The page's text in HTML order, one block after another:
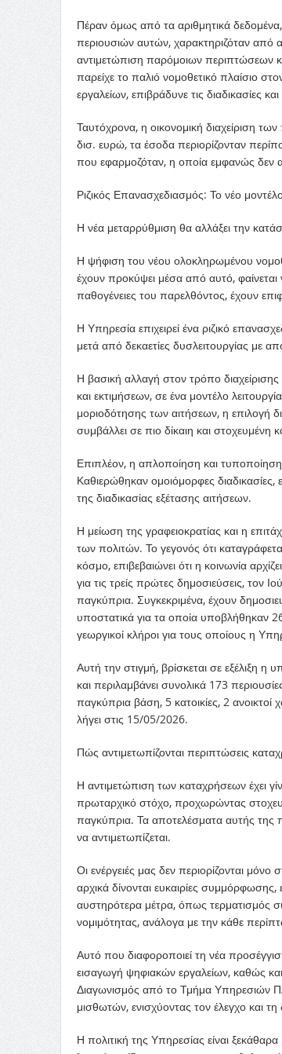
Πέραν όμως από τα αριθμητικά
περιουσιών αυτών, χαρακτηριζόταν από
αντιμετώπιση παρόμοιων περιπτώσεων
παρείχε το παλιό νομοθετικό πλαίσιο
εργαλείων, επιβράδυνε τις διαδικασίες
Ταυτόχρονα, η οικονομική διαχείριση
δισ. ευρώ, τα έσοδα περιορίζονταν
που εφαρμοζόταν, η οποία εμφανώς δεν
Ριζικός Επανασχεδιασμός: Το νέο
Η νέα μεταρρύθμιση θα αλλάξει την
Η ψήφιση του νέου ολοκληρωμένου
έχουν προκύψει μέσα από αυτό,
παθογένειες του παρελθόντος, έχουν
Η Υπηρεσία επιχειρεί ένα ριζικό
μετά από δεκαετίες δυσλειτουργίας με
Η βασική αλλαγή στον τρόπο
και εκτιμήσεων, σε ένα μοντέλο
μοριοδότησης των αιτήσεων, η επιλογή
συμβάλλει σε πιο δίκαιη και στοχευμένη
Επιπλέον, η απλοποίηση και τυποποίηση
Καθιερώθηκαν ομοιόμορφες
της διαδικασίας εξέτασης αιτήσεων.
Η μείωση της γραφειοκρατίας και η
των πολιτών. Το γεγονός ότι
κόσμο, επιβεβαιώνει ότι η κοινωνία
για τις τρείς πρώτες δημοσιεύσεις, τον
παγκύπρια. Συγκεκριμένα, έχουν
υποστατικά για τα οποία υποβλήθηκαν
γεωργικοί κλήροι για τους οποίους η
Αυτή την στιγμή, βρίσκεται σε εξέλιξη η
και περιλαμβάνει συνολικά 173
παγκύπρια βάση, 5 κατοικίες, 2
λήγει στις 15/05/2026.
Πώς αντιμετωπίζονται περιπτώσεις
Η αντιμετώπιση των καταχρήσεων έχει
πρωταρχικό στόχο, προχωρώντας
παγκύπρια. Τα αποτελέσματα αυτής της
να αντιμετωπίζεται.
Οι ενέργειές μας δεν περιορίζονται
αρχικά δίνονται ευκαιρίες
αυστηρότερα μέτρα, όπως τερματισμός
νομιμότητας, ανάλογα με την κάθε
Αυτό που διαφοροποιεί τη νέα
εισαγωγή ψηφιακών εργαλείων, καθώς
Διαγωνισμός από το Τμήμα Υπηρεσιών
μισθωτών, ενισχύοντας τον έλεγχο και τη
Η πολιτική της Υπηρεσίας είναι